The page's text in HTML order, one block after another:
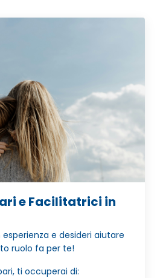
e Facilitatrici in
e desideri aiutare
ruolo fa per te!
ti occuperai di: